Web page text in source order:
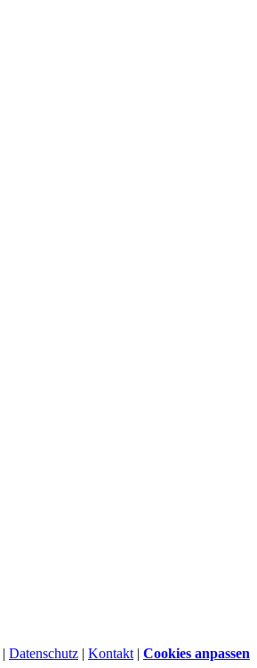
| Datenschutz | Kontakt | Cookies anpassen